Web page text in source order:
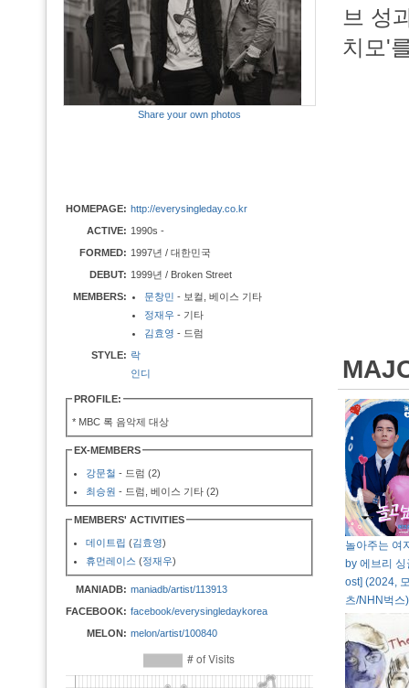
Share your own photos
HOMEPAGE: http://everysingleday.co.kr
ACTIVE: 1990s -
FORMED: 1997년 / 대한민국
DEBUT: 1999년 / Broken Street
MEMBERS:
문창민 - 보컬, 베이스 기타
정재우 - 기타
김효영 - 드럼
STYLE: 락
인디
PROFILE:
* MBC 록 음악제 대상
EX-MEMBERS
강문철 - 드럼 (2)
최승원 - 드럼, 베이스 기타 (2)
MEMBERS' ACTIVITIES
데이트립 (김효영)
휴먼레이스 (정재우)
MANIADB: maniadb/artist/113913
FACEBOOK: facebook/everysingledaykorea
MELON: melon/artist/100840
브 성
치모'
놀아주는 여
by 에브리
ost] (2024,
츠/NHN벅스)